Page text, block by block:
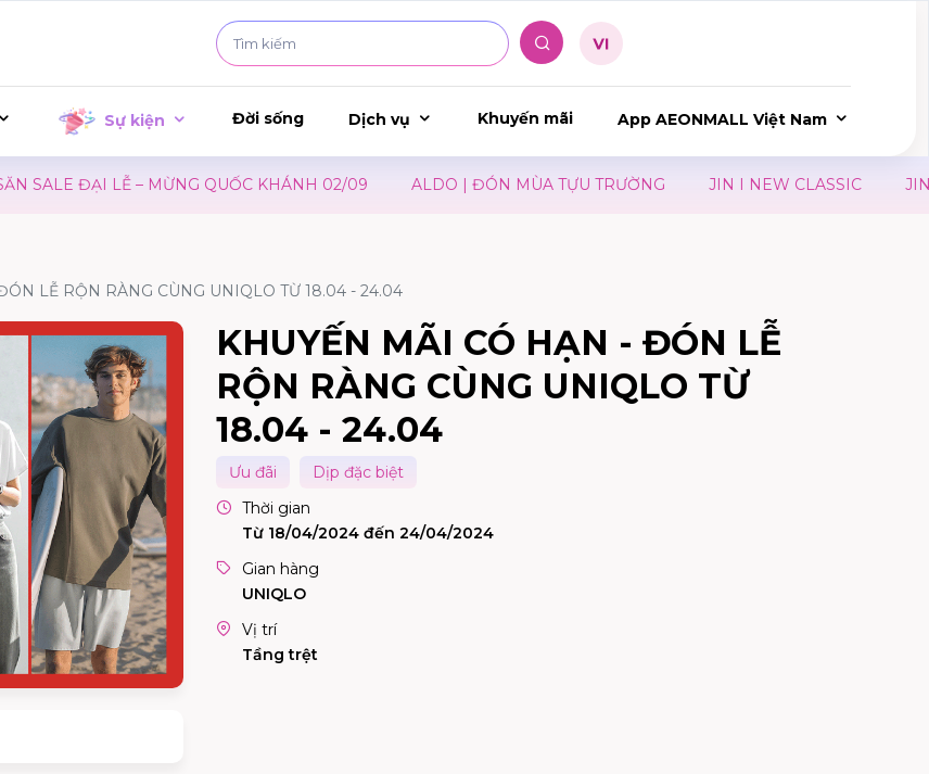
Sự kiện Đời sống Dịch vụ Khuyến mãi App AEONMALL Việt Nam
SALE ĐẠI LỄ – MỪNG QUỐC KHÁNH 02/09 ALDO | ĐÓN MÙA TỰU TRƯỜNG JIN I NEW CLASSIC JIN I
LỄ RỘN RÀNG CÙNG UNIQLO TỪ 18.04 - 24.04
KHUYẾN MÃI CÓ HẠN - ĐÓN LỄ
RỘN RÀNG CÙNG UNIQLO TỪ
18.04 - 24.04
Ưu đãi
Dịp đặc biệt
Thời gian
Từ 18/04/2024 đến 24/04/2024
Gian hàng
UNIQLO
Vị trí
Tầng trệt